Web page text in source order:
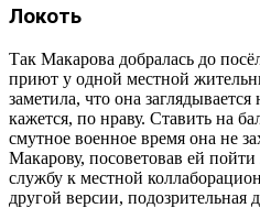
Локоть
Так Макарова добралась до
приют у одной местной
заметила, что она
кажется, по нраву. Ставить на
смутное военное время она не
Макарову, посоветовав ей
службу к местной
другой версии, подозрительная